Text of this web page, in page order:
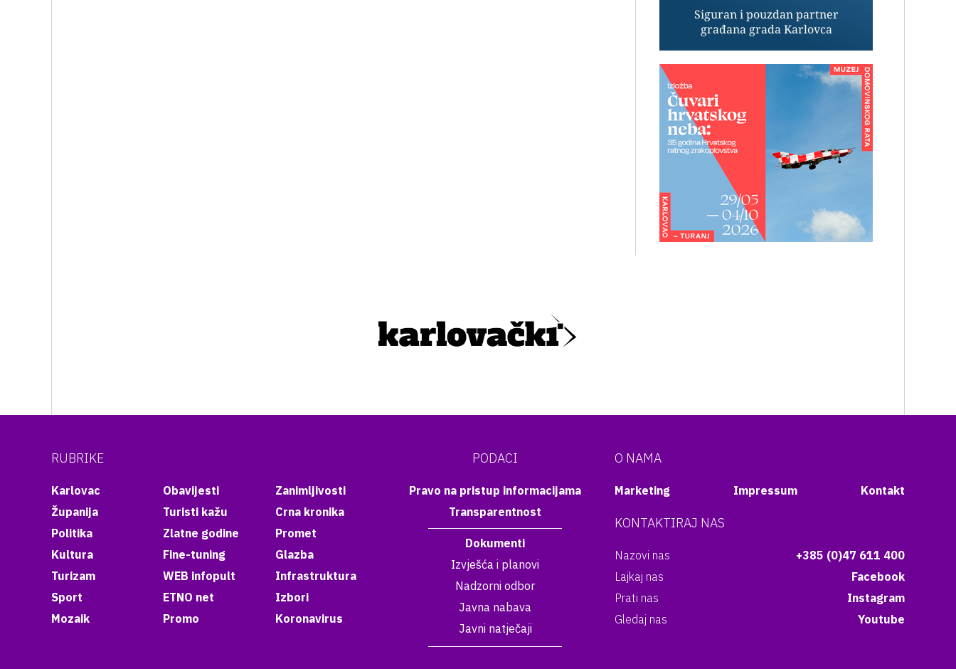
RUBRIKE
Karlovac
Županija
Politika
Kultura
Turizam
Sport
Mozaik
Obavijesti
Turisti kažu
Zlatne godine
Fine-tuning
WEB infopult
ETNO net
Promo
Zanimljivosti
Crna kronika
Promet
Glazba
Infrastruktura
Izbori
Koronavirus
PODACI
Pravo na pristup informacijama
Transparentnost
Dokumenti
Izvješća i planovi
Nadzorni odbor
Javna nabava
Javni natječaji
O NAMA
Marketing Impressum Kontakt
KONTAKTIRAJ NAS
Nazovi nas
+385 (0)47 611 400
Lajkaj nas
Facebook
Prati nas
Instagram
Gledaj nas
Youtube